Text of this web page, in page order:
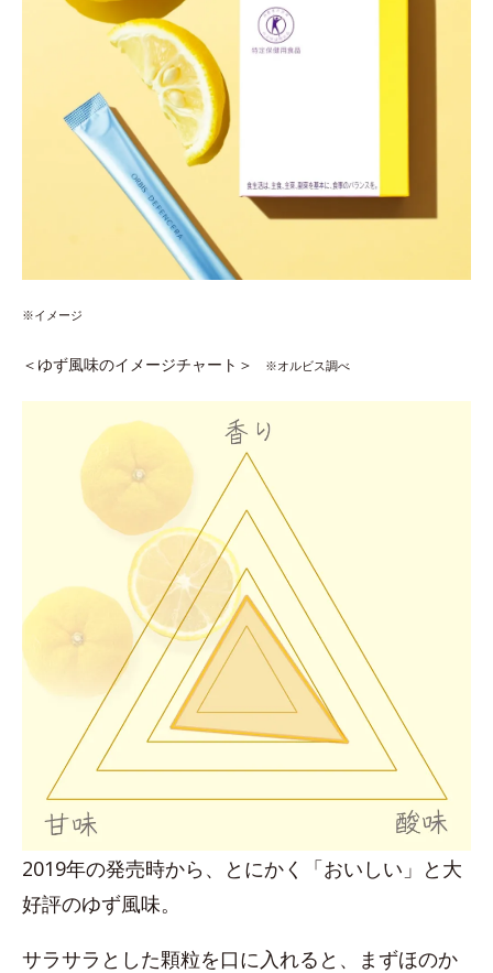
※イメージ
＜ゆず風味のイメージチャート＞ ※オルビス調べ
2019年の発売時から、とにかく「おいしい」と大
好評のゆず風味。
サラサラとした顆粒を口に入れると、まずほのか